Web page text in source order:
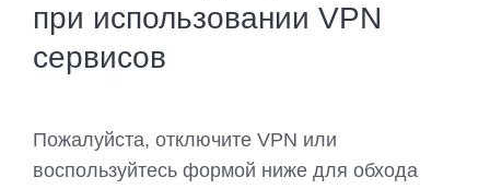
при использовании VPN
сервисов
Пожалуйста, отключите VPN или
воспользуйтесь формой ниже для обхода